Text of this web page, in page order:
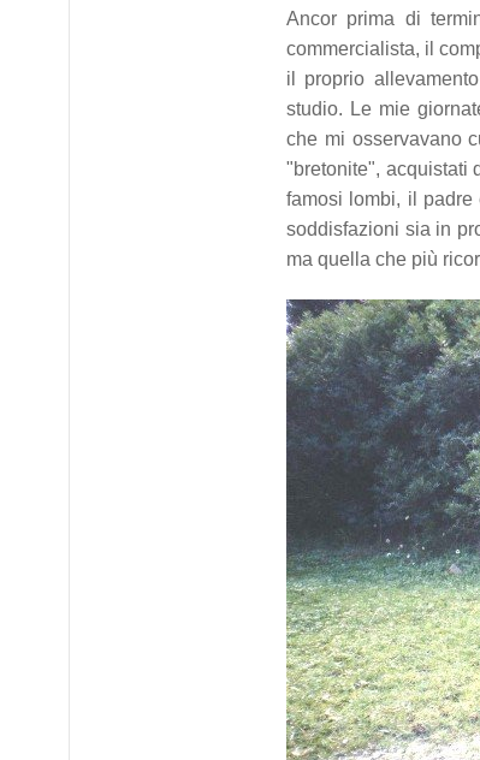
Ancor prima di
commercialista, il
il proprio
studio. Le mie
che mi osservavano
"bretonite", acquistati
famosi lombi, il
soddisfazioni sia in
ma quella che più